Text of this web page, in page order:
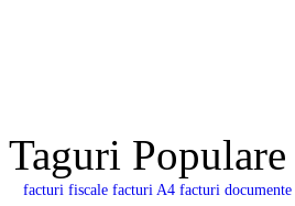
Taguri Populare
facturi fiscale facturi A4 facturi documente